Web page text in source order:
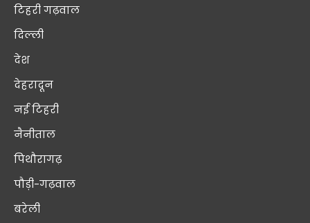
टिहरी गढ़वाल
दिल्ली
देश
देहरादून
नई टिहरी
नैनीताल
पिथौरागढ़
पौड़ी-गढ़वाल
बरेली